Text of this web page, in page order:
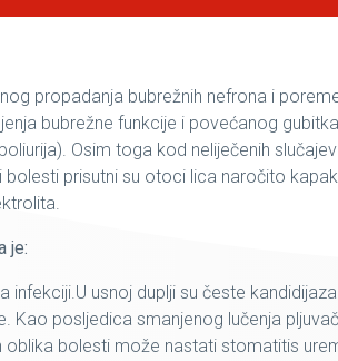
propadanja bubrežnih nefrona i
bubrežne funkcije i povećanog gubitka
Osim toga kod neliječenih
prisutni su otoci lica naročito
je:
usnoj duplji su česte
Kao posljedica smanjenog lučenja
oblika bolesti može nastati stomatitis